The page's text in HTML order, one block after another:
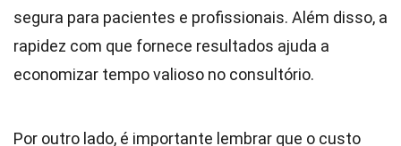
segura para pacientes e profissionais. Além disso, a
rapidez com que fornece resultados ajuda a
economizar tempo valioso no consultório.
Por outro lado, é importante lembrar que o custo